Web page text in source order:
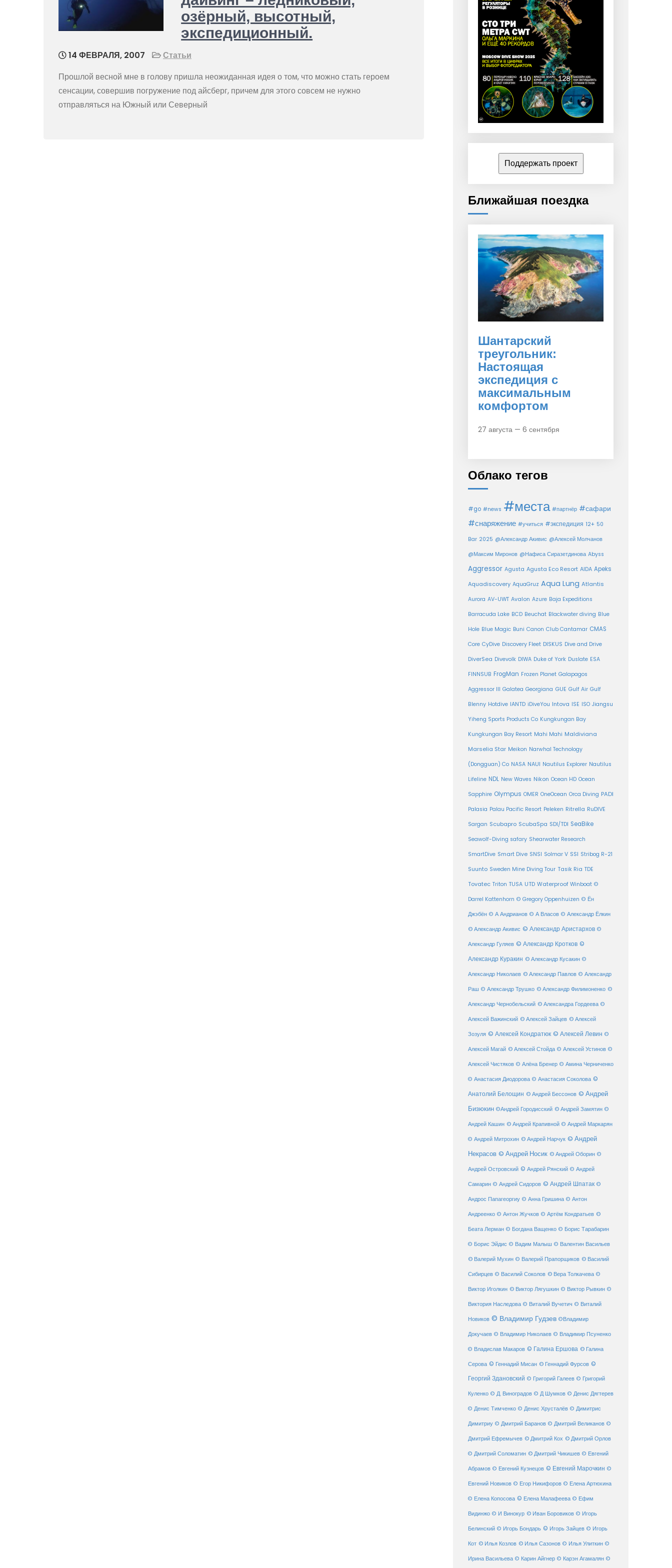
озёрный, высотный,
экспедиционный.
14 ФЕВРАЛЯ, 2007
Статьи
Прошлой весной мне в голову пришла неожиданная идея о том, что можно стать героем
сенсации, совершив погружение под айсберг, причем для этого совсем не нужно
отправляться на Южный или Северный
Поддержать проект
Ближайшая поездка
Шантарский
треугольник:
Настоящая
экспедиция с
максимальным
комфортом
27 августа — 6 сентября
Облако тегов
#go #news #места #партнёр #сафари
#снаряжение #учиться #экспедиция 12+ 50
Bar 2025 @Александр Акивис @Алексей Молчанов
@Максим Миронов @Нафиса Сиразетдинова Abyss
Aggressor Agusta Agusta Eco Resort AIDA Apeks
Aquadiscovery AquaGruz Aqua Lung Atlantis
Aurora AV-UWT Avalon Azure Baja Expeditions
Barracuda Lake BCD Beuchat Blackwater diving Blue
Hole Blue Magic Buni Canon Club Cantamar CMAS
Core CyDive Discovery Fleet DISKUS Dive and Drive
DiverSea Divevolk DIWA Duke of York Duslate ESA
FINNSUB FrogMan Frozen Planet Galapagos
Aggressor III Galatea Georgiana GUE Gulf Air Gulf
Blenny Hotdive IANTD iDiveYou Intova ISE ISO Jiangsu
Yiheng Sports Products Co Kungkungan Bay
Kungkungan Bay Resort Mahi Mahi Maldiviana
Marselia Star Meikon Narwhal Technology
(Dongguan) Co NASA NAUI Nautilus Explorer Nautilus
Lifeline NDL New Waves Nikon Ocean HD Ocean
Sapphire Olympus OMER OneOcean Orca Diving PADI
Palasia Palau Pacific Resort Peleken Ritrella RuDIVE
Sargan Scubapro ScubaSpa SDI/TDI SeaBike
Seawolf-Diving safary Shearwater Research
SmartDive Smart Dive SNSI Solmar V SSI Stribog R-21
Suunto Sweden Mine Diving Tour Tasik Ria TDE
Tovatec Triton TUSA UTD Waterproof Winboat ©
Darrel Kattenhorn © Gregory Oppenhuizen © Ён
Джэбён © А Андрианов © А Власов © Александр Ёлкин
© Александр Акивис © Александр Аристархов ©
Александр Гуляев © Александр Кротков ©
Александр Куракин © Александр Кусакин ©
Александр Николаев © Александр Павлов © Александр
Раш © Александр Трушко © Александр Филимоненко ©
Александр Чернобельский © Александра Гордеева ©
Алексей Важинский © Алексей Зайцев © Алексей
Зозуля © Алексей Кондратюк © Алексей Левин ©
Алексей Магай © Алексей Стойда © Алексей Устинов ©
Алексей Чистяков © Алёна Бренер © Амина Черниченко
© Анастасия Диодорова © Анастасия Соколова ©
Анатолий Белощин © Андрей Бессонов © Андрей
Бизюкин ©Андрей Городисский © Андрей Замятин ©
Андрей Кашин © Андрей Крапивной © Андрей Маркарян
© Андрей Митрохин © Андрей Нарчук © Андрей
Некрасов © Андрей Носик © Андрей Оборин ©
Андрей Островский © Андрей Рянский © Андрей
Самарин © Андрей Сидоров © Андрей Шпатак ©
Андрос Папагеоргиу © Анна Гришина © Антон
Андреенко © Антон Жучков © Артём Кондратьев ©
Беата Лерман © Богдана Ващенко © Борис Тарабарин
© Борис Эйдис © Вадим Малыш © Валентин Васильев
© Валерий Мухин © Валерий Прапорщиков © Василий
Сибирцев © Василий Соколов © Вера Толкачева ©
Виктор Иголкин © Виктор Лягушкин © Виктор Рывкин ©
Виктория Наследова © Виталий Вучетич © Виталий
Новиков © Владимир Гудзев ©Владимир
Докучаев © Владимир Николаев © Владимир Псуненко
© Владислав Макаров © Галина Ершова © Галина
Серова © Геннадий Мисан © Геннадий Фурсов ©
Георгий Здановский © Григорий Галеев © Григорий
Куленко © Д. Виноградов © Д Шумков © Денис Дягтерев
© Денис Тимченко © Денис Хрусталёв © Димитрис
Димитриу © Дмитрий Баранов © Дмитрий Великанов ©
Дмитрий Ефремычев © Дмитрий Кох © Дмитрий Орлов
© Дмитрий Соломатин © Дмитрий Чикишев © Евгений
Абрамов © Евгений Кузнецов © Евгений Марочкин ©
Евгений Новиков © Егор Никифоров © Елена Артюхина
© Елена Копосова © Елена Малафеева © Ефим
Видинжо © И Винокур © Иван Боровиков © Игорь
Белинский © Игорь Бондарь © Игорь Зайцев © Игорь
Кот © Илья Козлов © Илья Сазонов © Илья Улиткин ©
Ирина Васильева © Карин Айгнер © Карэн Агамалян ©